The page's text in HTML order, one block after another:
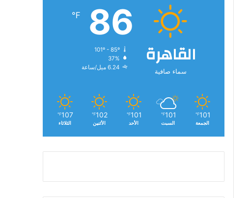
القاهرة
سماء صافية
86
℉
101º - 85º
37%
6.24 ميل/ساعة
101
℉
الجمعة
101
℉
السبت
101
℉
الأحد
102
℉
الأثنين
107
℉
الثلاثاء